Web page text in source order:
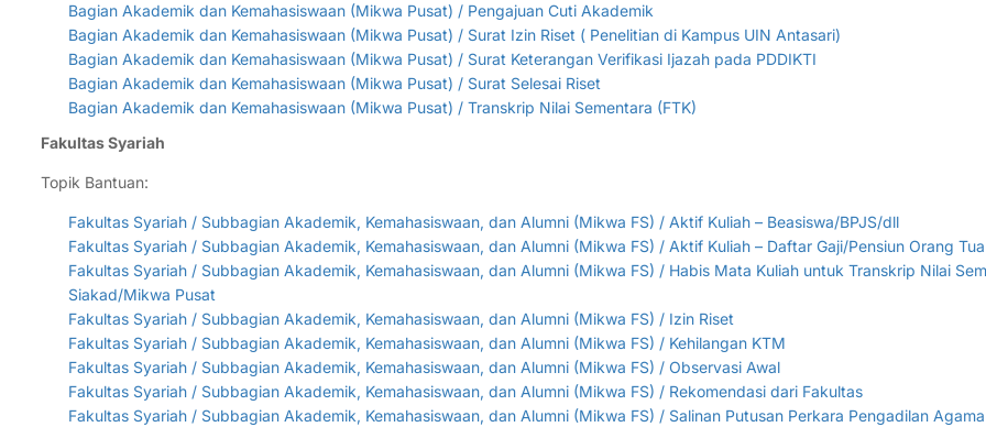
Bagian Akademik dan Kemahasiswaan (Mikwa Pusat) / Pengajuan Cuti Akademik
Bagian Akademik dan Kemahasiswaan (Mikwa Pusat) / Surat Izin Riset ( Penelitian di Kampus UIN Antasari)
Bagian Akademik dan Kemahasiswaan (Mikwa Pusat) / Surat Keterangan Verifikasi Ijazah pada PDDIKTI
Bagian Akademik dan Kemahasiswaan (Mikwa Pusat) / Surat Selesai Riset
Bagian Akademik dan Kemahasiswaan (Mikwa Pusat) / Transkrip Nilai Sementara (FTK)
Fakultas Syariah
Topik Bantuan:
Fakultas Syariah / Subbagian Akademik, Kemahasiswaan, dan Alumni (Mikwa FS) / Aktif Kuliah – Beasiswa/BPJS/dll
Fakultas Syariah / Subbagian Akademik, Kemahasiswaan, dan Alumni (Mikwa FS) / Aktif Kuliah – Daftar Gaji/Pensiun Orang Tua
Fakultas Syariah / Subbagian Akademik, Kemahasiswaan, dan Alumni (Mikwa FS) / Habis Mata Kuliah untuk Transkrip Nilai
Siakad/Mikwa Pusat
Fakultas Syariah / Subbagian Akademik, Kemahasiswaan, dan Alumni (Mikwa FS) / Izin Riset
Fakultas Syariah / Subbagian Akademik, Kemahasiswaan, dan Alumni (Mikwa FS) / Kehilangan KTM
Fakultas Syariah / Subbagian Akademik, Kemahasiswaan, dan Alumni (Mikwa FS) / Observasi Awal
Fakultas Syariah / Subbagian Akademik, Kemahasiswaan, dan Alumni (Mikwa FS) / Rekomendasi dari Fakultas
Fakultas Syariah / Subbagian Akademik, Kemahasiswaan, dan Alumni (Mikwa FS) / Salinan Putusan Perkara Pengadilan Agama